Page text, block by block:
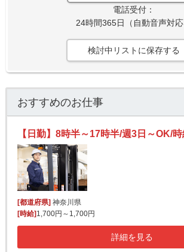
電話受付：
24時間365日（自動音声対応
検討中リストに保存する
おすすめのお仕事
[都道府県] 神奈川県
[時給] 1,700円～1,700円
詳細を見る